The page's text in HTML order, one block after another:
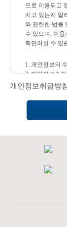
으로 이용되고
지고 있는지 알
와 관련한 법률
수 있으며, 이
확인하실 수 있
1. 개인정보의
2. 개인정보수
3. 개인정보의
5. 개인정보 취
6. 개인정보의
7. 개인정보의
10. 개인정보보
12. 이용자 및
개인정보취급방